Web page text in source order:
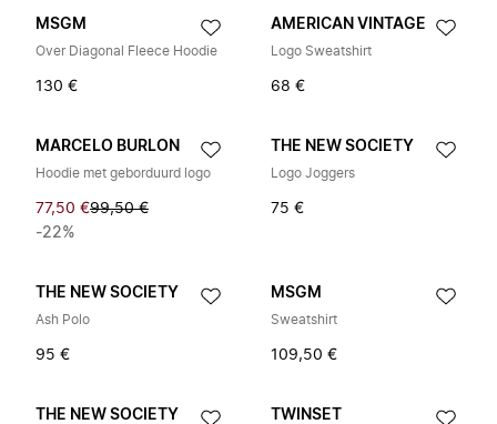
MSGM
Over Diagonal Fleece Hoodie
130 €
AMERICAN VINTAGE
Logo Sweatshirt
68 €
MARCELO BURLON
Hoodie met geborduurd logo
77,50 €99,50 €
-22%
THE NEW SOCIETY
Logo Joggers
75 €
THE NEW SOCIETY
Ash Polo
95 €
MSGM
Sweatshirt
109,50 €
THE NEW SOCIETY TWINSET